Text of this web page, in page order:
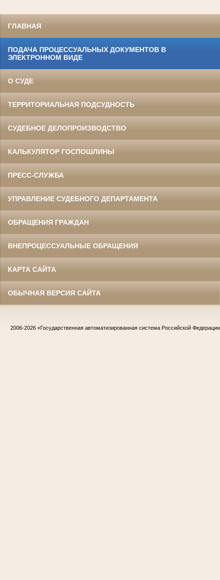
ГЛАВНАЯ
ПОДАЧА ПРОЦЕССУАЛЬНЫХ ДОКУМЕНТОВ В
ЭЛЕКТРОННОМ ВИДЕ
О СУДЕ
ТЕРРИТОРИАЛЬНАЯ ПОДСУДНОСТЬ
СУДЕБНОЕ ДЕЛОПРОИЗВОДСТВО
КАЛЬКУЛЯТОР ГОСПОШЛИНЫ
ПРЕСС-СЛУЖБА
УПРАВЛЕНИЕ СУДЕБНОГО ДЕПАРТАМЕНТА
ОБРАЩЕНИЯ ГРАЖДАН
ВНЕПРОЦЕССУАЛЬНЫЕ ОБРАЩЕНИЯ
КАРТА САЙТА
ОБЫЧНАЯ ВЕРСИЯ САЙТА
2006-2026 «Государственная автоматизированная система Российской